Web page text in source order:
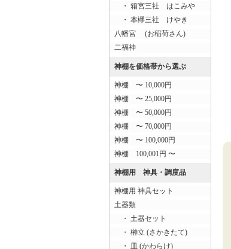
・ 箱宮三社 はこみや
・ 本欅三社 けやき
八幡宮 (お稲荷さん)
二福神
神棚を価格帯から選ぶ
神棚 〜 10,000円
神棚 〜 25,000円
神棚 〜 50,000円
神棚 〜 70,000円
神棚 〜 100,000円
神棚 100,001円 〜
神棚用 神具・調度品
神棚用 神具セット
土器類
・ 土器セット
・ 榊立 (さかきたて)
・ 皿 (かわらけ)